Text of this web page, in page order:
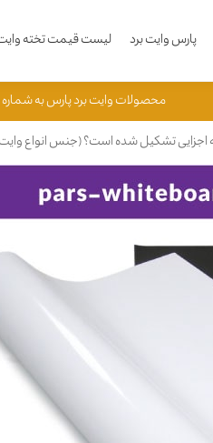
پارس وایت برد لیست قیمت تخته
جستجو
محصولات وایت برد پارس به شماره 50840001033615 به ثبت رسیده و این شرکت هیچ نمایندگی و دفترفروش دیگری ندارد.
تشکیل شده است؟ (جنس انواع وایت